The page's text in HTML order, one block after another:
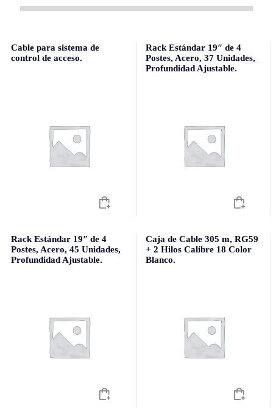
Cable para sistema de
control de acceso.
Rack Estándar 19″ de 4
Postes, Acero, 37 Unidades,
Profundidad Ajustable.
Rack Estándar 19″ de 4
Postes, Acero, 45 Unidades,
Profundidad Ajustable.
Caja de Cable 305 m, RG59
+ 2 Hilos Calibre 18 Color
Blanco.